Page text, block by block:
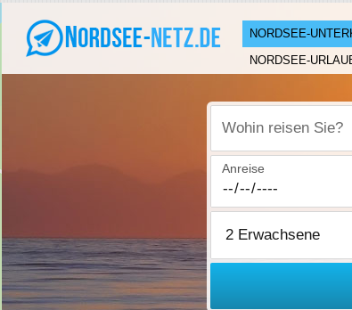
NORDSEE-
NORDSEE-
Wohin reisen Sie?
Anreise